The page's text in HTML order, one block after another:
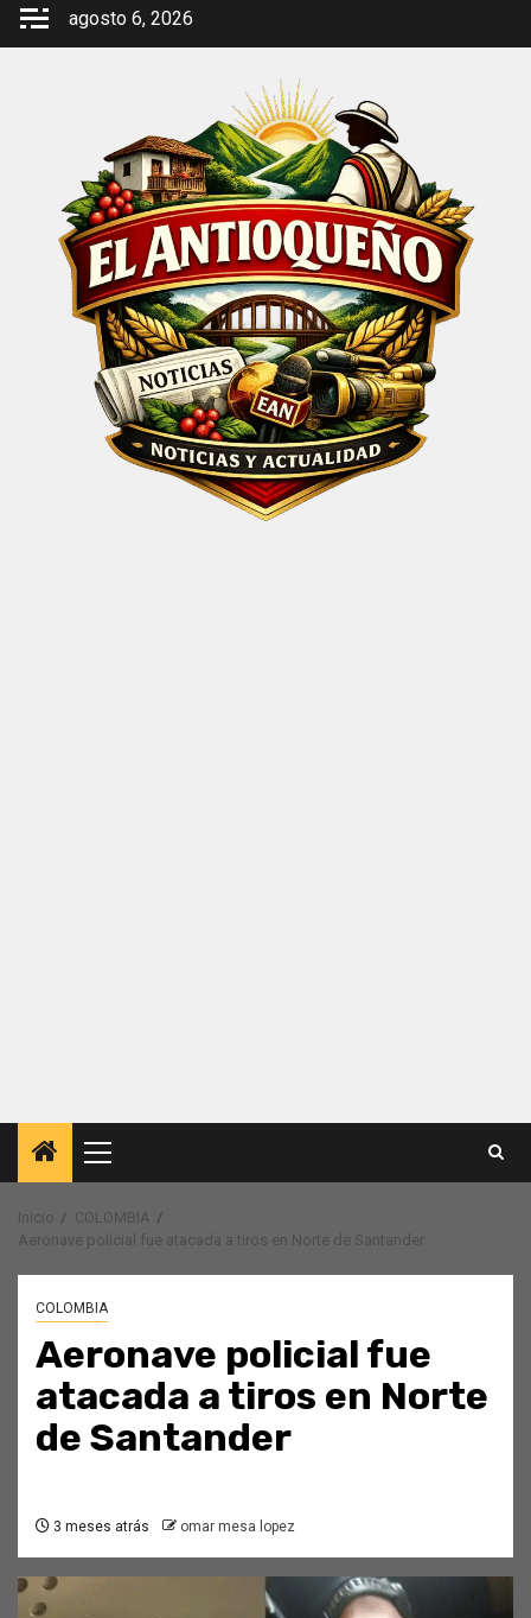
Saltar
agosto 6, 2026
Menú
principal
Inicio
COLOMBIA
Aeronave policial fue atacada a tiros en Norte de Santander
COLOMBIA
Aeronave policial fue
atacada a tiros en Norte
de Santander
3 meses atrás omar mesa lopez